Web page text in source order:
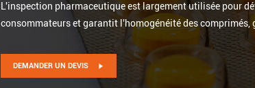
L'inspection pharmaceutique est largement utilisée pour
consommateurs et garantit l'homogénéité des
DEMANDER UN DEVIS